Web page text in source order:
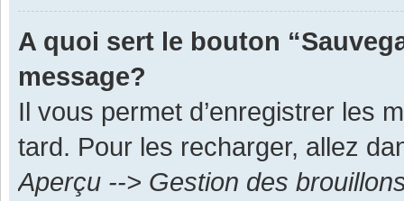
A quoi sert le bouton
message?
Il vous permet d’enregistrer les
tard. Pour les recharger, allez
Aperçu --> Gestion des